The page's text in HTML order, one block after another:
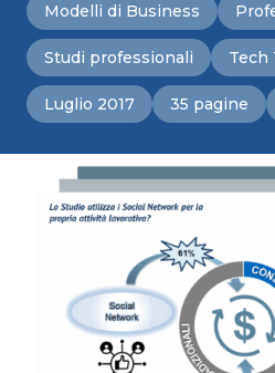
Modelli di Business
Studi professionali Tech
Luglio 2017 35 pagine